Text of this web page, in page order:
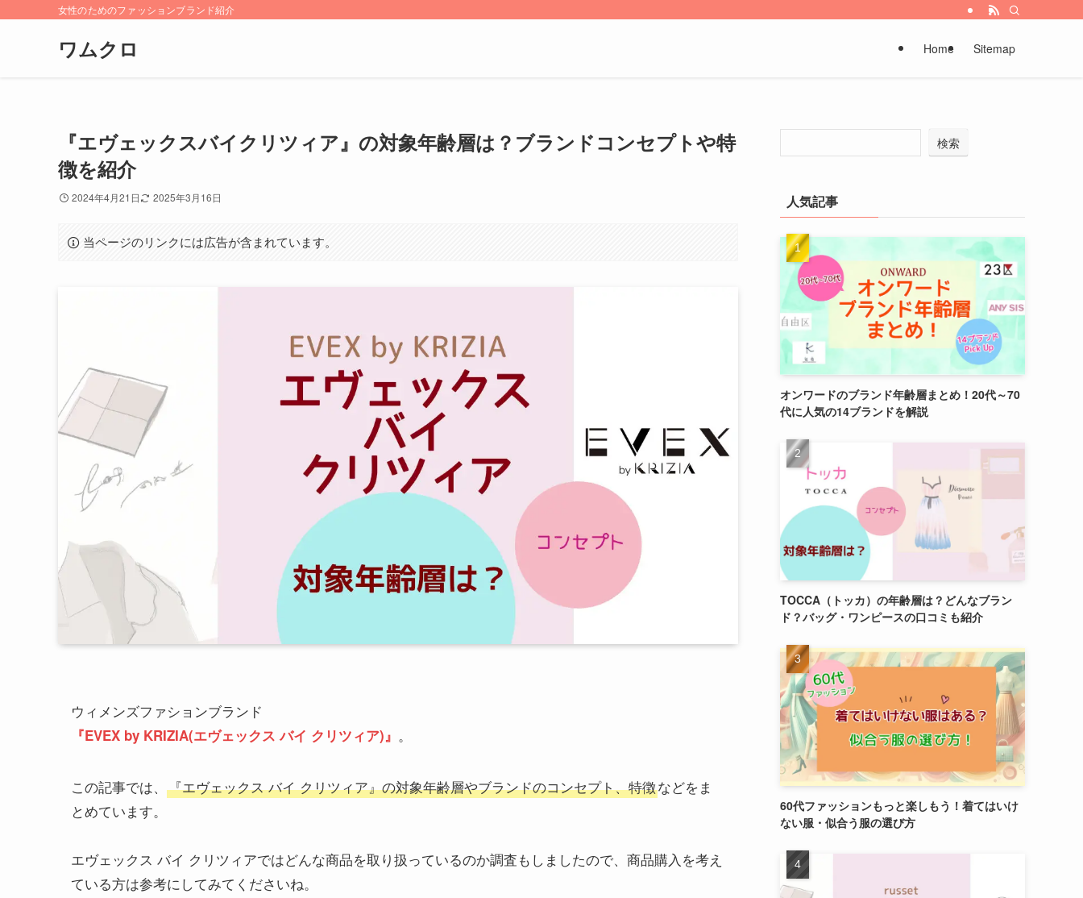
女性のためのファッションブランド紹介
ワムクロ Home Sitemap
『エヴェックスバイクリツィア』の対象年齢層は？ブランドコンセプトや特
徴を紹介
2024年4月21日 2025年3月16日
当ページのリンクには広告が含まれています。
ウィメンズファションブランド
『EVEX by KRIZIA(エヴェックス バイ クリツィア)』 。
この記事では、 『エヴェックス バイ クリツィア』の対象年齢層やブランドのコンセプト、特徴などをま
とめています。
エヴェックス バイ クリツィアではどんな商品を取り扱っているのか調査もしましたので、商品購入を考え
ている方は参考にしてみてくださいね。
検索
人気記事
オンワードのブランド年齢層まとめ！20代～70
代に人気の14ブランドを解説
TOCCA（トッカ）の年齢層は？どんなブラン
ド？バッグ・ワンピースの口コミも紹介
60代ファッションもっと楽しもう！着てはいけ
ない服・似合う服の選び方